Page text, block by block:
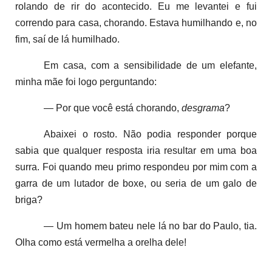
rolando de rir do acontecido. Eu me levantei e fui
correndo para casa, chorando. Estava humilhando e, no
fim, saí de lá humilhado.
Em casa, com a sensibilidade de um elefante,
minha mãe foi logo perguntando:
— Por que você está chorando,desgrama?
Abaixei o rosto. Não podia responder porque
sabia que qualquer resposta iria resultar em uma boa
surra. Foi quando meu primo respondeu por mim com a
garra de um lutador de boxe, ou seria de um galo de
briga?
— Um homem bateu nele lá no bar do Paulo, tia.
Olha como está vermelha a orelha dele!